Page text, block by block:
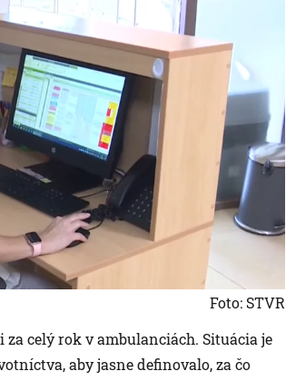
Foto: STVR
celý rok v ambulanciách. Situácia je
aby jasne definovalo, za čo